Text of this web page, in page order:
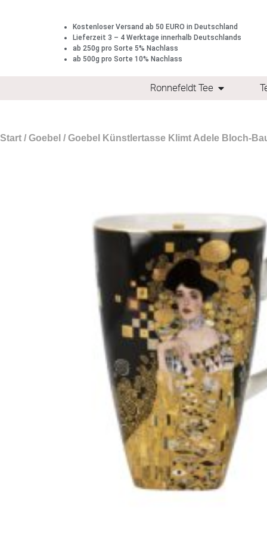
Kostenloser Versand ab 50 EURO in Deutschland
Lieferzeit 3 – 4 Werktage innerhalb Deutschlands
ab 250g pro Sorte 5% Nachlass
ab 500g pro Sorte 10% Nachlass
Ronnefeldt Tee
Start / Goebel / Goebel Künstlertasse Klimt Adele Bloch-